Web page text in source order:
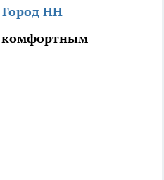
Город НН
комфортным